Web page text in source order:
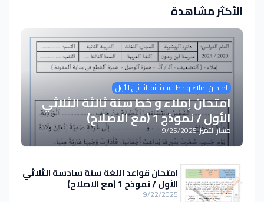
الأكثر مشاهدة
امتحان املاء و خط سنة ثالثة الثلاثي الأول
امتحان إملاء و خط سنة ثالثة الثلاثي
الأول / نموذج 1 (مع الاصلاح)
مسار التميز-
9/25/2025
امتحان قواعد اللغة سنة سادسة الثلاثي
الأول / نموذج 1 (مع الاصلاح)
9/22/2025